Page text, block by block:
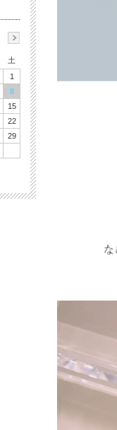
土
1
8
15
22
29